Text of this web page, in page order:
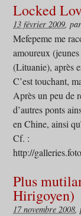
Locked
13 février 2009,
Mefepeme me
amoureux
(Lituanie), après
C’est touchant,
Après un peu de
d’autres ponts
en Chine, ainsi
Cf. :
http://
Plus
Hirigoyen)
17 novembre 2008,